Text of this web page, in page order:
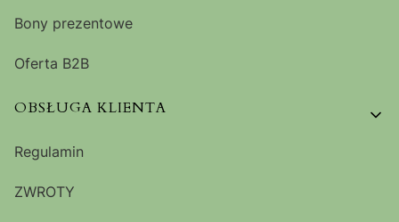
Bony prezentowe
Oferta B2B
OBSŁUGA KLIENTA
Regulamin
ZWROTY